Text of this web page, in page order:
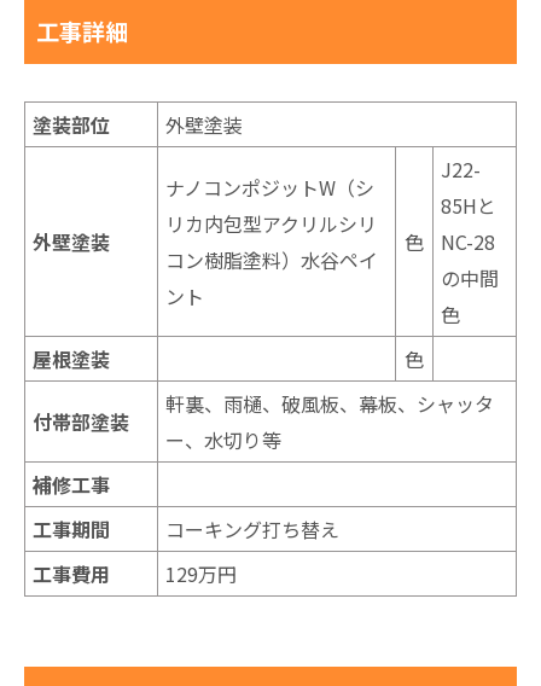
工事詳細
塗装部位 外壁塗装
外壁塗装
ナノコンポジットW（シ
リカ内包型アクリルシリ
コン樹脂塗料）水谷ペイ
ント
色
J22-
85Hと
NC-28
の中間
色
屋根塗装
色
付帯部塗装
軒裏、雨樋、破風板、幕板、シャッタ
ー、水切り等
補修工事
工事期間
コーキング打ち替え
工事費用
129万円